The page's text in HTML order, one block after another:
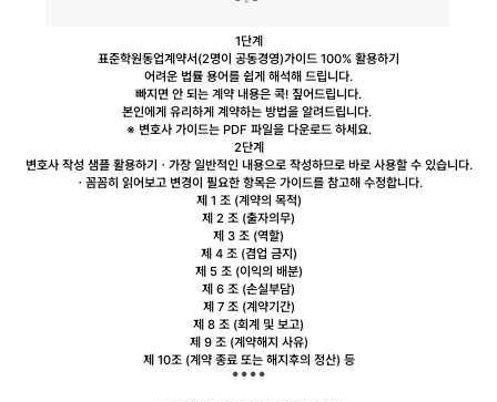
1단계
표준학원동업계약서(2명이 공동경영)가이드 100% 활용하기
어려운 법률 용어를 쉽게 해석해 드립니다.
빠지면 안 되는 계약 내용은 콕! 짚어드립니다.
본인에게 유리하게 계약하는 방법을 알려드립니다.
※ 변호사 가이드는 PDF 파일을 다운로드 하세요.
2단계
변호사 작성 샘플 활용하기 ㆍ가장 일반적인 내용으로 작성하므로 바로 사용할 수 있습니다.
ㆍ꼼꼼히 읽어보고 변경이 필요한 항목은 가이드를 참고해 수정합니다.
제 1 조 (계약의 목적)
제 2 조 (출자의무)
제 3 조 (역할)
제 4 조 (겸업 금지)
제 5 조 (이익의 배분)
제 6 조 (손실부담)
제 7 조 (계약기간)
제 8 조 (회계 및 보고)
제 9 조 (계약해지 사유)
제 10조 (계약 종료 또는 해지후의 정산) 등